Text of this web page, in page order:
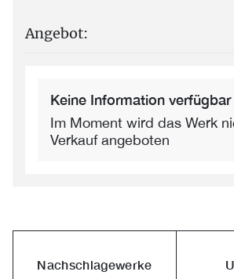
Angebot:
Keine Information verfügbar
Im Moment wird das Werk
Verkauf angeboten
Nachschlagewerke